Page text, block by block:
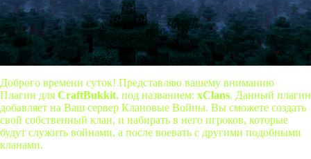
Доброго времени суток! Представляю вашему вниманию
Плагин для CraftBukkit, под названием: xClans. Данный плагин
добавляет на Ваш сервер Клановые Войны. Вы сможете создать
свой собственный клан, и набирать в него игроков, которые
будут служить войнами, а после воевать с другими подобными
кланами.